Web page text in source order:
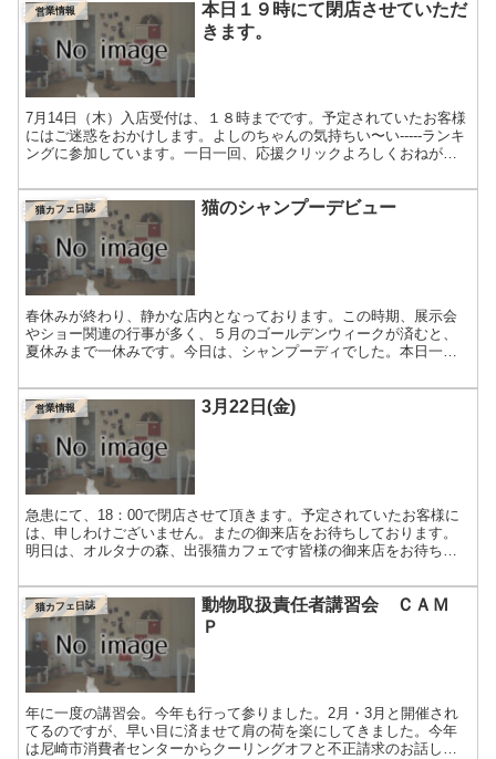
営業情報
本日１９時にて閉店させていただ
きます。
7月14日（木）入店受付は、１８時までです。予定されていたお客様
にはご迷惑をおかけします。よしのちゃんの気持ちい〜い-----ランキ
ングに参加しています。一日一回、応援クリックよろしくおねがい
猫カフェ日誌 猫のシャンプーデビュー
春休みが終わり、静かな店内となっております。この時期、展示会
やショー関連の行事が多く、５月のゴールデンウィークが済むと、
夏休みまで一休みです。今日は、シャンプーディでした。本日一番
本...
営業情報 3月22日(金)
急患にて、18：00で閉店させて頂きます。予定されていたお客様に
は、申しわけございません。またの御来店をお待ちしております。
明日は、オルタナの森、出張猫カフェです皆様の御来店をお待ちし
猫カフェ日誌
動物取扱責任者講習会 ＣＡＭ
Ｐ
年に一度の講習会。今年も行って参りました。2月・3月と開催され
てるのですが、早い目に済ませて肩の荷を楽にしてきました。今年
は尼崎市消費者センターからクーリングオフと不正請求のお話しで